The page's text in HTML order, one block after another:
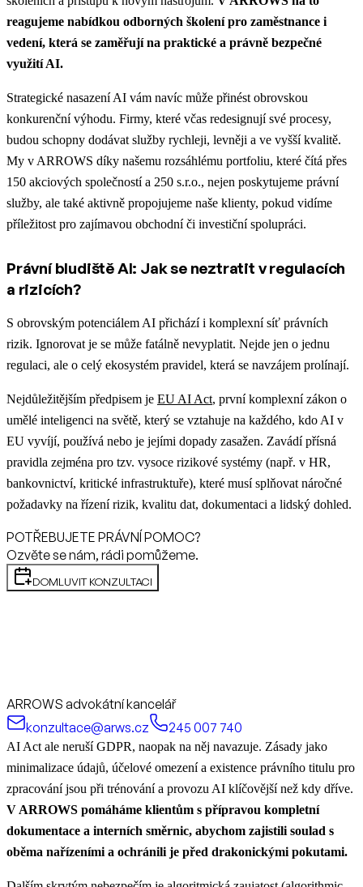
reagujeme nabídkou odborných školení pro zaměstnance i
vedení, která se zaměřují na praktické a právně bezpečné
využití AI.
Strategické nasazení AI vám navíc může přinést obrovskou
konkurenční výhodu. Firmy, které včas redesignují své procesy,
budou schopny dodávat služby rychleji, levněji a ve vyšší kvalitě.
My v ARROWS díky našemu rozsáhlému portfoliu, které čítá přes
150 akciových společností a 250 s.r.o., nejen poskytujeme právní
služby, ale také aktivně propojujeme naše klienty, pokud vidíme
příležitost pro zajímavou obchodní či investiční spolupráci.
Právní bludiště AI: Jak se neztratit v regulacích
a rizicích?
S obrovským potenciálem AI přichází i komplexní síť právních
rizik. Ignorovat je se může fatálně nevyplatit. Nejde jen o jednu
regulaci, ale o celý ekosystém pravidel, která se navzájem prolínají.
Nejdůležitějším předpisem je EU AI Act, první komplexní zákon o
umělé inteligenci na světě, který se vztahuje na každého, kdo AI v
EU vyvíjí, používá nebo je jejími dopady zasažen. Zavádí přísná
pravidla zejména pro tzv. vysoce rizikové systémy (např. v HR,
bankovnictví, kritické infrastruktuře), které musí splňovat náročné
požadavky na řízení rizik, kvalitu dat, dokumentaci a lidský dohled.
POTŘEBUJETE PRÁVNÍ POMOC?
Ozvěte se nám, rádi pomůžeme.
DOMLUVIT KONZULTACI
ARROWS advokátní kancelář
konzultace@arws.cz
245 007 740
AI Act ale neruší GDPR, naopak na něj navazuje. Zásady jako
minimalizace údajů, účelové omezení a existence právního titulu pro
zpracování jsou při trénování a provozu AI klíčovější než kdy dříve.
V ARROWS pomáháme klientům s přípravou kompletní
dokumentace a interních směrnic, abychom zajistili soulad s
oběma nařízeními a ochránili je před drakonickými pokutami.